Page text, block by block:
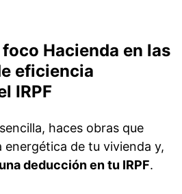
Hacienda en las
eficiencia
IRPF
haces obras que
energética de tu vivienda y,
deducción en tu IRPF.